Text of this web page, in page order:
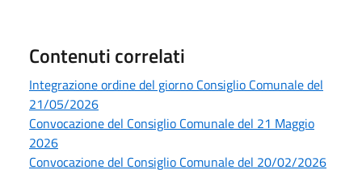
Contenuti correlati
Integrazione ordine del giorno Consiglio Comunale del
21/05/2026
Convocazione del Consiglio Comunale del 21 Maggio
2026
Convocazione del Consiglio Comunale del 20/02/2026